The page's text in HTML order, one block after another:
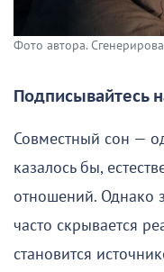
Фото автора.
Подписывайтесь
Совместный сон —
казалось бы,
отношений. Однако
часто скрывается
становится